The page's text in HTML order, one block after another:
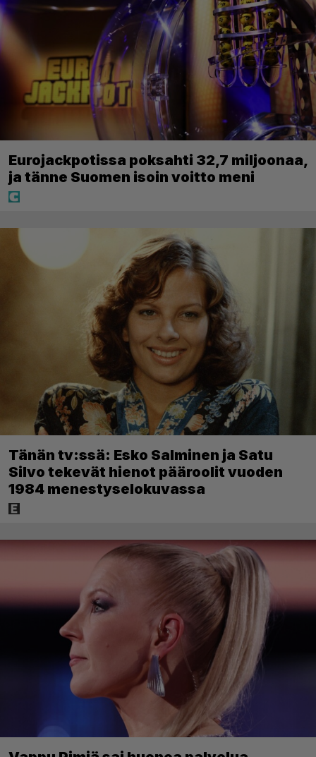
Eurojackpotissa poksahti 32,7 miljoonaa,
ja tänne Suomen isoin voitto meni
Tänän tv:ssä: Esko Salminen ja Satu
Silvo tekevät hienot pääroolit vuoden
1984 menestyselokuvassa